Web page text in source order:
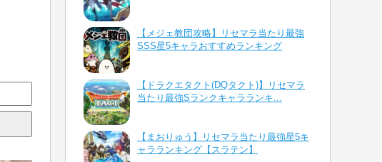
【メジェ教団攻略】リセマラ当たり最強
SSS星5キャラおすすめランキング
【ドラクエタクト(DQタクト)】リセマラ
当たり最強Sランクキャラランキ...
【まおりゅう】リセマラ当たり最強星5キ
ャラランキング【スラテン】